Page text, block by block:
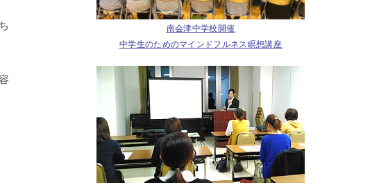
南会津中学校開催
中学生のためのマインドフルネス瞑想講座